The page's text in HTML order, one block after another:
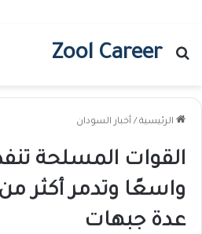
Zool Career
بحث عن
الرئيسية / أخبار السودان
القوات المسلحة
عدة جبهات